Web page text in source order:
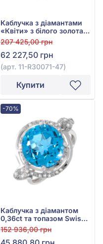
Каблучка з діамантами
«Квіти» з білого золота
585° з топазом
блакитним 13,92ct,
перлиною культ. прісн.,
аметистом 0,17ct,
бірюзою 0,65ct,
хризолітом 0,44ct, арт.
11-R30071-47
207 425,00 грн
62 227,50 грн
(арт. 11-R30071-47)
Купити
-70%
Каблучка з діамантом
0,36ct та топазом Swiss
Blue 8,06ct із білого
золота 585°, арт. 119698-
152 936,00 грн